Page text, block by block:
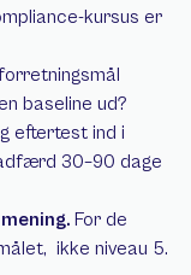
kursus er
baseline ud?
eftertest ind i
30–90 dage
For de
ikke niveau 5.